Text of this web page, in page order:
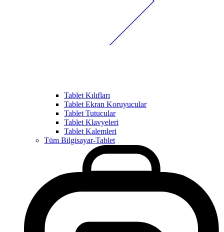
Tablet Kılıfları
Tablet Ekran Koruyucular
Tablet Tutucular
Tablet Klavyeleri
Tablet Kalemleri
Tüm Bilgisayar-Tablet